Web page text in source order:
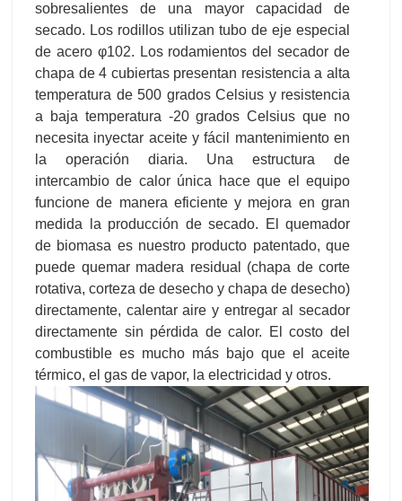
sobresalientes de una mayor capacidad de
secado. Los rodillos utilizan tubo de eje especial
de acero φ102. Los rodamientos del secador de
chapa de 4 cubiertas presentan resistencia a alta
temperatura de 500 grados Celsius y resistencia
a baja temperatura -20 grados Celsius que no
necesita inyectar aceite y fácil mantenimiento en
la operación diaria. Una estructura de
intercambio de calor única hace que el equipo
funcione de manera eficiente y mejora en gran
medida la producción de secado. El quemador
de biomasa es nuestro producto patentado, que
puede quemar madera residual (chapa de corte
rotativa, corteza de desecho y chapa de desecho)
directamente, calentar aire y entregar al secador
directamente sin pérdida de calor. El costo del
combustible es mucho más bajo que el aceite
térmico, el gas de vapor, la electricidad y otros.